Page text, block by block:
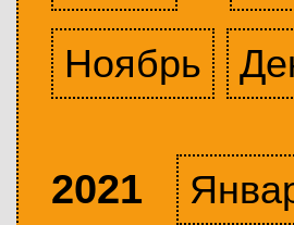
Ноябрь
2021